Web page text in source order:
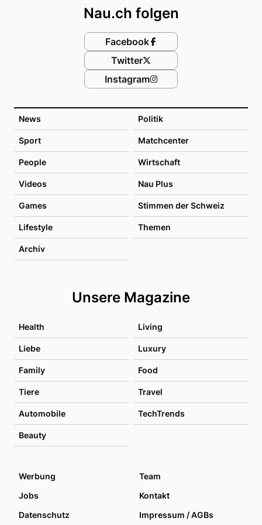
News Politik
Sport Matchcenter
People Wirtschaft
Videos Nau Plus
Games Stimmen der Schweiz
Lifestyle Themen
Archiv
Unsere Magazine
Health Living
Liebe Luxury
Family Food
Tiere Travel
Automobile TechTrends
Beauty
Nau.ch folgen
Facebook
Twitter
Instagram
Werbung
Team
Jobs
Kontakt
Datenschutz
Impressum / AGBs